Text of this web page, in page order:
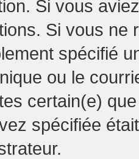
Si vous
Si vous ne
spécifié
ou le
certain(e)
spécifiée